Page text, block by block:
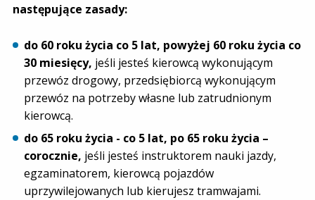
następujące zasady:
do 60 roku życia co 5 lat, powyżej 60 roku życia co
30 miesięcy, jeśli jesteś kierowcą wykonującym
przewóz drogowy, przedsiębiorcą wykonującym
przewóz na potrzeby własne lub zatrudnionym
kierowcą.
do 65 roku życia - co 5 lat, po 65 roku życia –
corocznie, jeśli jesteś instruktorem nauki jazdy,
egzaminatorem, kierowcą pojazdów
uprzywilejowanych lub kierujesz tramwajami.